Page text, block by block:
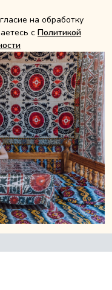
на обработку
с Политикой